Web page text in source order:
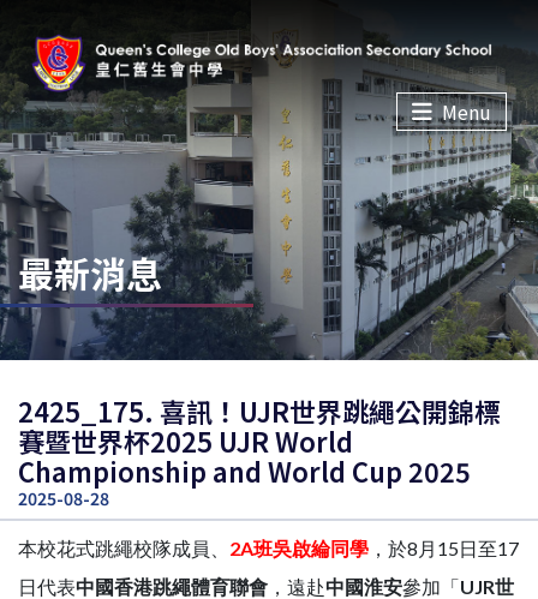
Menu
最新消息
2425_175. 喜訊！UJR世界跳繩公開錦標
賽暨世界杯2025 UJR World
Championship and World Cup 2025
2025-08-28
本校花式跳繩校隊成員、 2A班吳啟綸同學 ，於8月15日至17
日代表中國香港跳繩體育聯會 ，遠赴中國淮安參加「UJR世